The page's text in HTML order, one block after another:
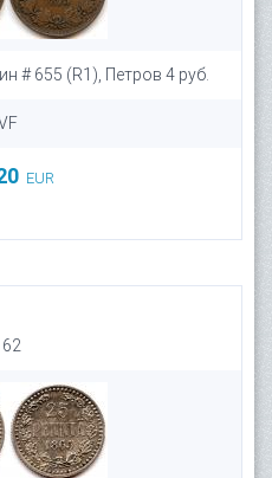
# 655 (R1), Петров 4 руб.
EUR